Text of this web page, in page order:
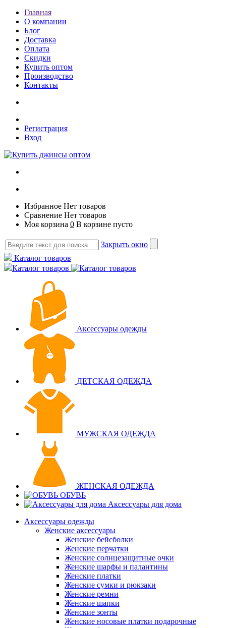
Главная
О компании
Блог
Доставка
Оплата
Скидки
Купить оптом
Производство
Контакты
Регистрация
Вход
Избранное Нет товаров
Сравнение Нет товаров
Моя корзина 0 В корзине пусто
Закрыть окно
Каталог товаров
Каталог товаров
Аксессуары одежды
ДЕТСКАЯ ОДЕЖДА
МУЖСКАЯ ОДЕЖДА
ЖЕНСКАЯ ОДЕЖДА
ОБУВЬ
Аксессуары для дома
Аксессуары одежды
Женские аксессуары
Женские бейсболки
Женские перчатки
Женские солнцезащитные очки
Женские шарфы и палантины
Женские платки
Женские сумки и рюкзаки
Женские ремни
Женские шапки
Женские зонты
Женские носовые платки подарочные